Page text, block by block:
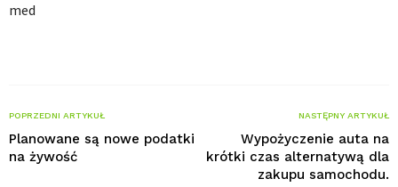
med
POPRZEDNI ARTYKUŁ
Planowane są nowe podatki
na żywość
NASTĘPNY ARTYKUŁ
Wypożyczenie auta na
krótki czas alternatywą dla
zakupu samochodu.